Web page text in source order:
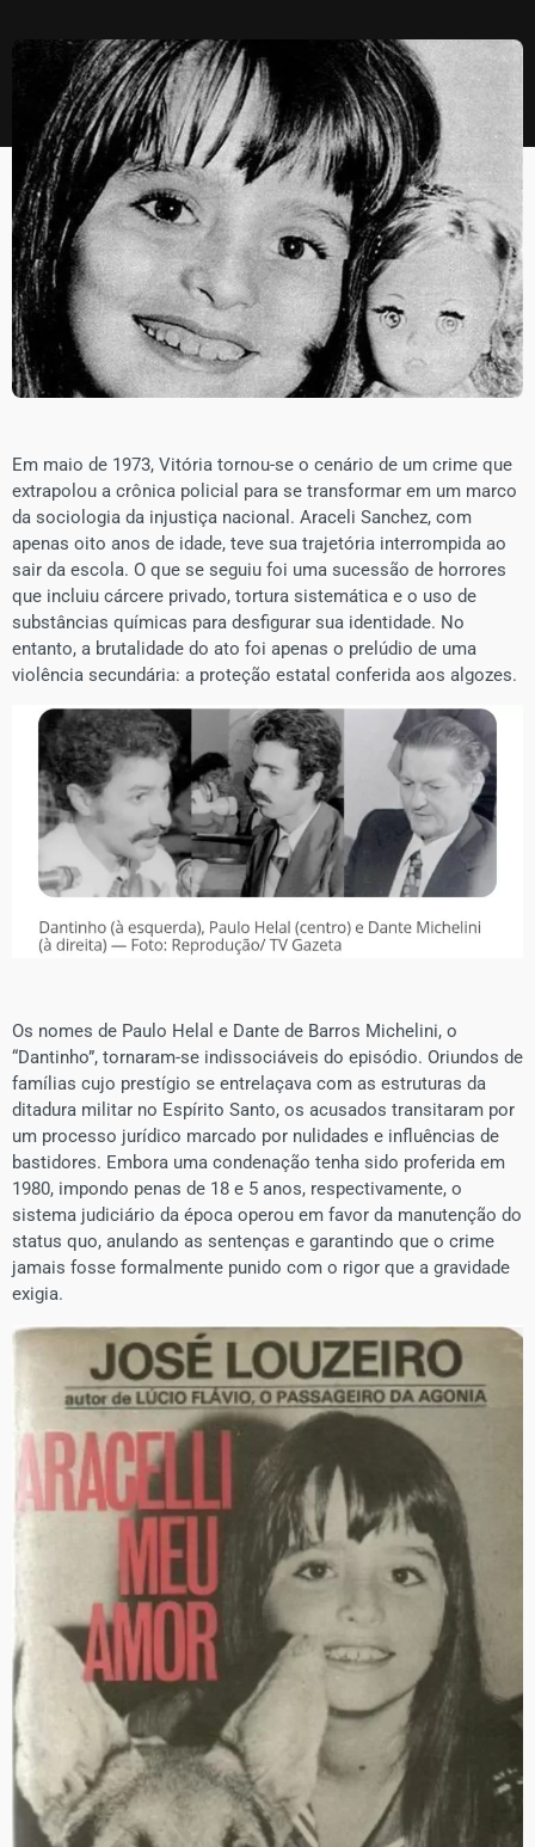
​Em maio de 1973, Vitória tornou-se o cenário de um crime que
extrapolou a crônica policial para se transformar em um marco
da sociologia da injustiça nacional. Araceli Sanchez, com
apenas oito anos de idade, teve sua trajetória interrompida ao
sair da escola. O que se seguiu foi uma sucessão de horrores
que incluiu cárcere privado, tortura sistemática e o uso de
substâncias químicas para desfigurar sua identidade. No
entanto, a brutalidade do ato foi apenas o prelúdio de uma
violência secundária: a proteção estatal conferida aos algozes.
Os nomes de Paulo Helal e Dante de Barros Michelini, o
“Dantinho”, tornaram-se indissociáveis do episódio. Oriundos de
famílias cujo prestígio se entrelaçava com as estruturas da
ditadura militar no Espírito Santo, os acusados transitaram por
um processo jurídico marcado por nulidades e influências de
bastidores. Embora uma condenação tenha sido proferida em
1980, impondo penas de 18 e 5 anos, respectivamente, o
sistema judiciário da época operou em favor da manutenção do
status quo, anulando as sentenças e garantindo que o crime
jamais fosse formalmente punido com o rigor que a gravidade
exigia.